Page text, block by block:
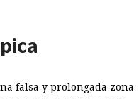
falsa y prolongada zona